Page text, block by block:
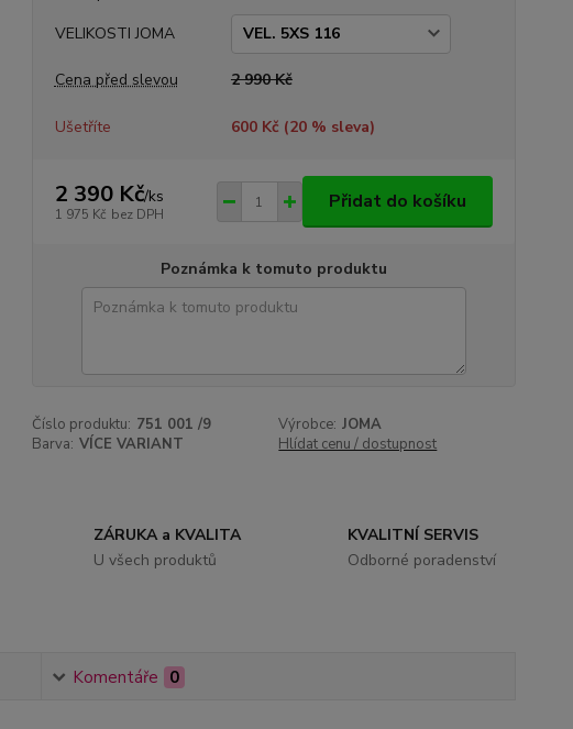
VELIKOSTI JOMA
Cena před slevou 2 990 Kč
Ušetříte 600 Kč (20% sleva)
2 390 Kč/ks
1 975 Kč bez DPH
Přidat do košíku
Poznámka k tomuto produktu
Číslo produktu: 751 001 /9 Výrobce: JOMA
Barva: VÍCE VARIANT Hlídat cenu / dostupnost
ZÁRUKA a KVALITA
U všech produktů
KVALITNÍ SERVIS
Odborné poradenství
Komentáře 0